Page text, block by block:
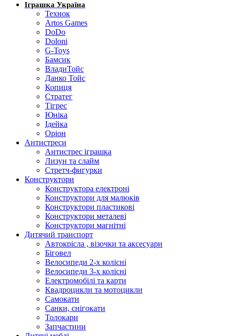
Іграшка Україна
Технок
Artos Games
DoDo
Doloni
G-Toys
Бамсик
ВладиТойс
Данко Тойс
Копиця
Стратег
Тігрес
Юніка
Ідейка
Оріон
Антистреси
Антистрес іграшка
Лизун та слайм
Стретч-фигурки
Конструктори
Конструктора електроні
Конструктори для малюків
Конструктори пластикові
Конструктори металеві
Конструктори магнітні
Дитячий транспорт
Автокрісла , візочки та аксесуари
Біговел
Велосипеди 2-х колісні
Велосипеди 3-х колісні
Електромобілі та карти
Квадроцикли та мотоцикли
Самокати
Санки, снігокати
Толокари
Запчастини